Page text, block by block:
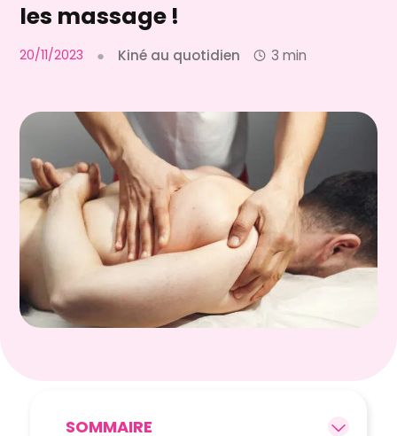
les massage !
20/11/2023 ● Kiné au quotidien 3 min
SOMMAIRE